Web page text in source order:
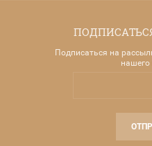
Подписаться на
нашего